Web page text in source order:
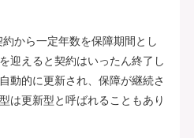
から一定年数を保障期間とし
迎えると契約はいったん終了し
動的に更新され、保障が継続さ
は更新型と呼ばれることもあり